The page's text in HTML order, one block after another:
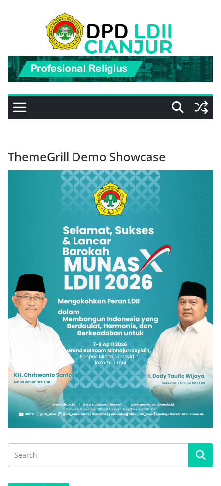
ThemeGrill Demo Showcase